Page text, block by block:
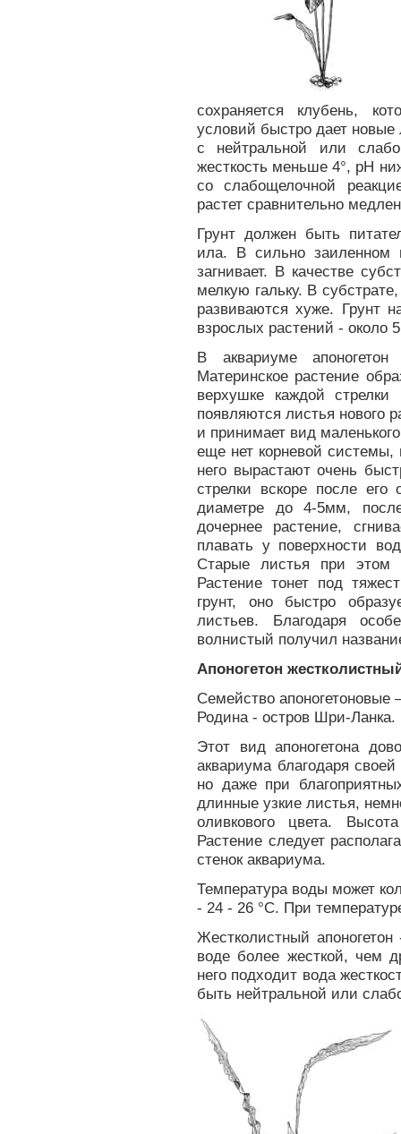
сохраняется клубень,
условий быстро дает новые
с нейтральной или
жесткость меньше 4°, рН
со слабощелочной
растет сравнительно
Грунт должен быть
ила. В сильно заиленном
загнивает. В качестве
мелкую гальку. В
развиваются хуже. Грунт
взрослых растений - около
В аквариуме апоногетон
Материнское растение
верхушке каждой стрелки
появляются листья нового
и принимает вид
еще нет корневой системы,
него вырастают очень
стрелки вскоре после его
диаметре до 4-5мм,
дочернее растение,
плавать у поверхности
Старые листья при этом
Растение тонет под
грунт, оно быстро
листьев. Благодаря
волнистый получил
Апоногетон
Семейство апоногетоновые
Родина - остров Шри-Ланка.
Этот вид апоногетона
аквариума благодаря
но даже при
длинные узкие листья,
оливкового цвета.
Растение следует
стенок аквариума.
Температура воды может
- 24 - 26 °С. При
Жестколистный
воде более жесткой, чем
него подходит вода
быть нейтральной или